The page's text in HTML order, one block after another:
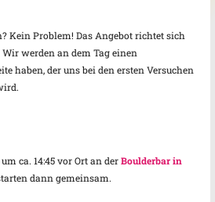
Kein Problem! Das Angebot richtet sich
werden an dem Tag einen
haben, der uns bei den ersten Versuchen
ca. 14:45 vor Ort an derBoulderbar in
dann gemeinsam.